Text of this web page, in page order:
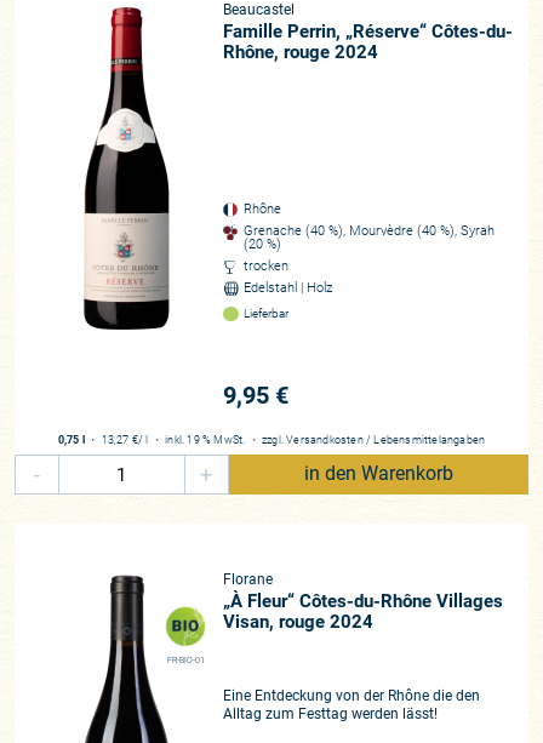
Beaucastel
Famille Perrin, „Réserve“ Côtes-du-
Rhône, rouge 2024
Rhône
Grenache (40 %), Mourvèdre (40 %), Syrah
(20 %)
trocken
Edelstahl | Holz
Lieferbar
9,95 €
0,75 l ・ 13,27 €/ l ・inkl. 19 % MwSt. ・ zzgl.Versandkosten / Lebensmittelangaben
- + in den Warenkorb
FR-BIO-01
Florane
„À Fleur“ Côtes-du-Rhône Villages
Visan, rouge 2024
Eine Entdeckung von der Rhône die den
Alltag zum Festtag werden lässt!